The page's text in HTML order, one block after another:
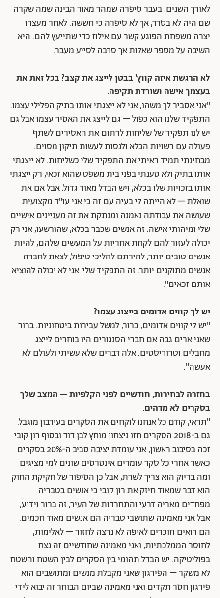
לאורך השנים. בעבר סיפרה שמהר מאוד הבינה שמה שקרה
שם היה לא בסדר, אך לא סיפרה כי חששה. לאחר מעצרו
יצרה משפחת הפוגע קשר עם אילוז כדי שתייעץ להם. היא
השיבה על מספר שאלות אך סרבה לסייע מעבר.
לא הרגשת איזה קווץ' בבטן לייצג את קצב? בכל זאת את
בעצמך אישה ושורדת תקיפה.
"אני אסביר לך משהו, אני לא ייצגתי אותו בתיק הפלילי עצמו.
התפקיד שלנו הוא כפול – גם לייצג את האסיר עצמו אבל גם
יש לנו תפקיד של שליחות לרתום את האסירים לשתף
פעולה עם רשויות הכלא ולנסות לעשות תיקון מסוים.
מבחינתי תמיד ראיתי את התפקיד שלי כשליחות. לא ייצגתי
אותו בתיק ולא טענתי בפני בית משפט שהוא זכאי, רק ייצגתי
אותו בזכויות שלו בכלא, ויש הבדל מאוד גדול. אבל אם את
שואלת – לא הייתה לי בעיה עם זה כי אני עו"ד מקצועית
שעושה את עבודתה נאמנה ומנתקת את זה מעניינים אישיים
שלי ומיהותי אישה. זה אנשים שכבר בכלא, שהורשעו, אני רק
יכולה לעזור להם לקחת אחריות על המעשים שלהם, להיות
אנשים טובים יותר, להירתם להליכי טיפול, לצאת לחברה
אנשים מתוקנים יותר. זה התפקיד שלי. אני לא יכולה להוציא
אותם זכאים".
יש לך קווים אדומים בייצוג עצמו?
"יש לי קווים אדומים, ברור, למשל עבירות ביטחוניות. ברור
שאני ארים גבה אם חברי הסנגורים היו בוחרים לייצג
מחבלים וטרוריסטים. אלה דברים שלא עשיתי ולעולם לא
אעשה".
בחזרה לבחירות, חודשיים לפני הקלפיות – המצב שלך
בסקרים לא מדהים.
"תראי, קודם כל אנחנו לוקחים את הסקרים בעירבון מוגבל.
גם ב-2018 הסקרים חזו ניצחון מוחץ לבן דוד ובסוף רון קובי
זכה בסיבוב ראשון, אני עומדת יציבה סביב ה-20% בסקרים
כאשר אחרי כל סקר עומדים אינטרסים שונים למי מציגים
ומה בדיוק הוא צריך לשרת, אבל כן הסיפור של חקיקת החוק
הוא דבר שמאוד חיזק את רון קובי כי אנשים בטבריה
מפחדים מאריה דרעי והתחרדות של העיר, זה ברור וידוע,
אבל אני מאמינה שתושבי טבריה הם אנשים מאוד חכמים.
הם רואים וזוכרים לאיפה לא נרצה לחזור – לאלימות,
לחוסר הממלכתיות, ואני מאמינה שחודשיים זה נצח
בפוליטיקה. יש הבדל תהומי בין הסקרים לבין השטח והשטח
לא משקר – הפירגון שאני מקבלת מנשים ומתושבים הוא
פירגון חסר תקדים ואני מאמינה שביום הבוחר זה יבוא לידי